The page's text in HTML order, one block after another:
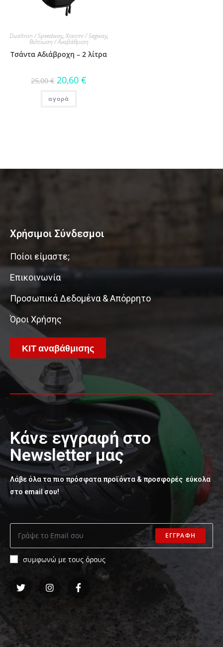
Dualtron / Speedway,Xiaomi / Segway,
Βελτίωση / Αναβάθμιση
Τσάντα Αδιάβροχη – 2 λίτρα
25,00€ 20,60€
αγορά
Χρήσιμοι Σύνδεσμοι
Ποίοι είμαστε;
Επικοινωνία
Προσωπικά Δεδομένα & Απόρρητο
Όροι Χρήσης
ΚΙΤ αναβάθμισης
Κάνε εγγραφή στο
Newsletter μας
Λάβε όλα τα πιο πρόσφατα προϊόντα & προσφορές εύκολα
στο email σου!
ΕΓΓΡΑΦΗ
συμφωνώ με τους όρους